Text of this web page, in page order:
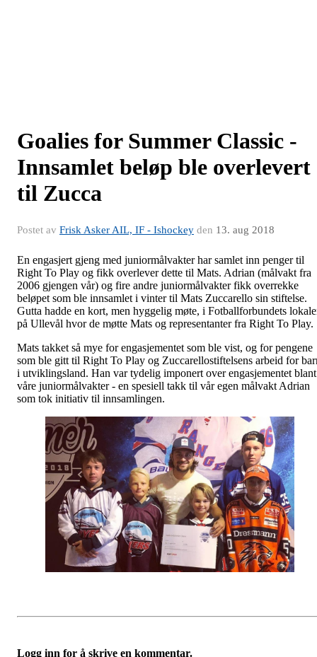
Goalies for Summer Classic -
Innsamlet beløp ble overlevert
til Zucca
Postet av Frisk Asker AIL, IF - Ishockey den 13. aug 2018
En engasjert gjeng med juniormålvakter har samlet inn penger til
Right To Play og fikk overlever dette til Mats. Adrian (målvakt fra
2006 gjengen vår) og fire andre juniormålvakter fikk overrekke
beløpet som ble innsamlet i vinter til Mats Zuccarello sin stiftelse.
Gutta hadde en kort, men hyggelig møte, i Fotballforbundets
på Ullevål hvor de møtte Mats og representanter fra Right To Play.
Mats takket så mye for engasjementet som ble vist, og for pengene
som ble gitt til Right To Play og Zuccarellostiftelsens arbeid for
i utviklingsland. Han var tydelig imponert over engasjementet blant
våre juniormålvakter - en spesiell takk til vår egen målvakt Adrian
som tok initiativ til innsamlingen.
Logg inn for å skrive en kommentar.